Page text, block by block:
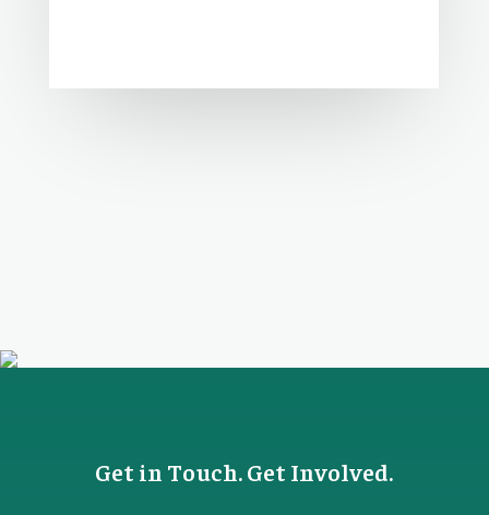
Get in Touch. Get Involved.